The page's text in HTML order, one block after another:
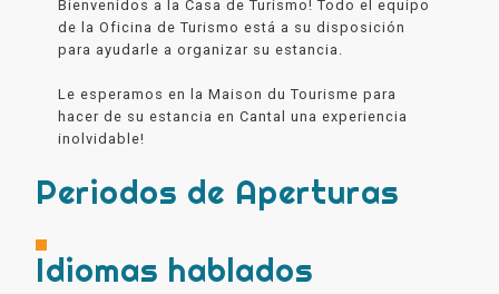
Bienvenidos a la Casa de Turismo! Todo el equipo
de la Oficina de Turismo está a su disposición
para ayudarle a organizar su estancia.
Le esperamos en la Maison du Tourisme para
hacer de su estancia en Cantal una experiencia
inolvidable!
Periodos de Aperturas
Idiomas hablados